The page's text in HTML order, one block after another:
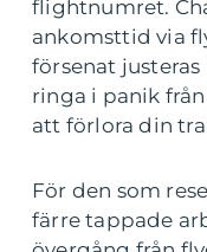
flightnumret.
ankomsttid via
försenat
ringa i panik
att förlora din
För den som
färre tappade